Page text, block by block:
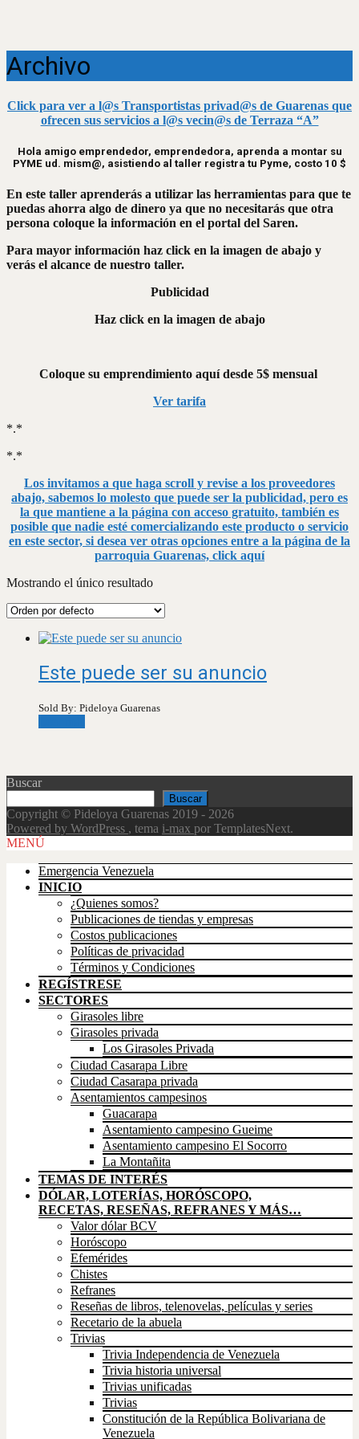
Archivo
Click para ver a l@s Transportistas privad@s de Guarenas que
ofrecen sus servicios a l@s vecin@s de Terraza “A”
Hola amigo emprendedor, emprendedora, aprenda a montar su
PYME ud. mism@, asistiendo al taller registra tu Pyme, costo 10 $
En este taller aprenderás a utilizar las herramientas para que te
puedas ahorra algo de dinero ya que no necesitarás que otra
persona coloque la información en el portal del Saren.
Para mayor información haz click en la imagen de abajo y
verás el alcance de nuestro taller.
Publicidad
Haz click en la imagen de abajo
Coloque su emprendimiento aquí desde 5$ mensual
Ver tarifa
*.*
*.*
Los invitamos a que haga scroll y revise a los proveedores
abajo, sabemos lo molesto que puede ser la publicidad, pero es
la que mantiene a la página con acceso gratuito, también es
posible que nadie esté comercializando este producto o servicio
en este sector, si desea ver otras opciones entre a la página de la
parroquia Guarenas, click aquí
Mostrando el único resultado
Este puede ser su anuncio
Sold By: Pideloya Guarenas
Buscar
Buscar
Copyright © Pideloya Guarenas 2019 - 2026
Powered by WordPress , tema i-max por TemplatesNext.
Scroll
MENÚ
Emergencia Venezuela
INICIO
¿Quienes somos?
Publicaciones de tiendas y empresas
Costos publicaciones
Políticas de privacidad
Términos y Condiciones
REGÍSTRESE
SECTORES
Girasoles libre
Girasoles privada
Los Girasoles Privada
Ciudad Casarapa Libre
Ciudad Casarapa privada
Asentamientos campesinos
Guacarapa
Asentamiento campesino Gueime
Asentamiento campesino El Socorro
La Montañita
TEMAS DE INTERÉS
DÓLAR, LOTERÍAS, HORÓSCOPO,
RECETAS, RESEÑAS, REFRANES Y MÁS…
Valor dólar BCV
Horóscopo
Efemérides
Chistes
Refranes
Reseñas de libros, telenovelas, películas y series
Recetario de la abuela
Trivias
Trivia Independencia de Venezuela
Trivia historia universal
Trivias unificadas
Trivias
Constitución de la República Bolivariana de
Venezuela